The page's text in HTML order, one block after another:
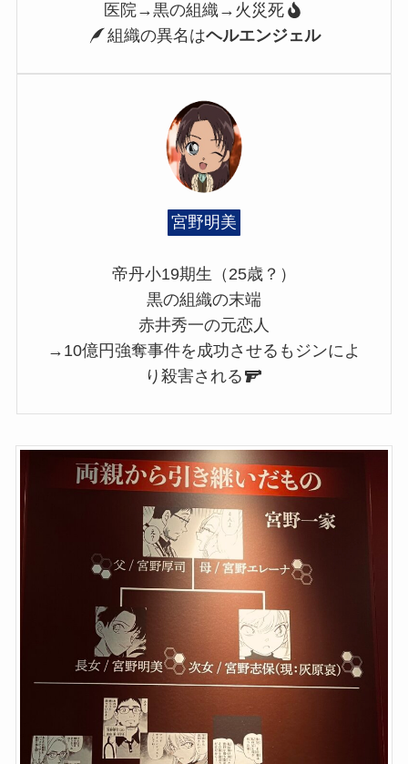
医院→黒の組織→火災死
組織の異名はヘルエンジェル
宮野明美
帝丹小19期生（25歳？）
黒の組織の末端
赤井秀一の元恋人
→10億円強奪事件を成功させるもジンによ
り殺害される